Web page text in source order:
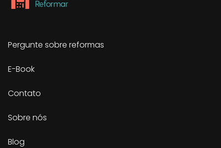
Pergunte sobre reformas
E-Book
Contato
Sobre nós
Blog